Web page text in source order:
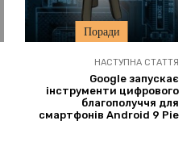
Поради
НАСТУПНА СТАТТЯ
Google запускає
інструменти цифрового
благополуччя для
смартфонів Android 9 Pie